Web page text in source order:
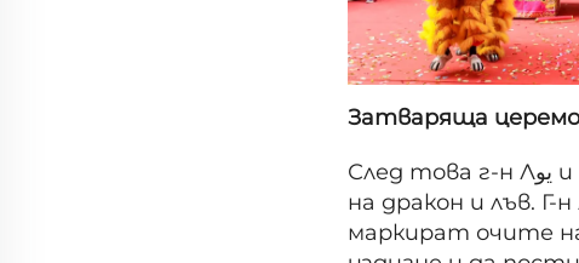
Затваряща
След това г-н Лيو и г-н Гуо заедно добавят последните штрихове към танца
на дракон и лъв.
маркират очите